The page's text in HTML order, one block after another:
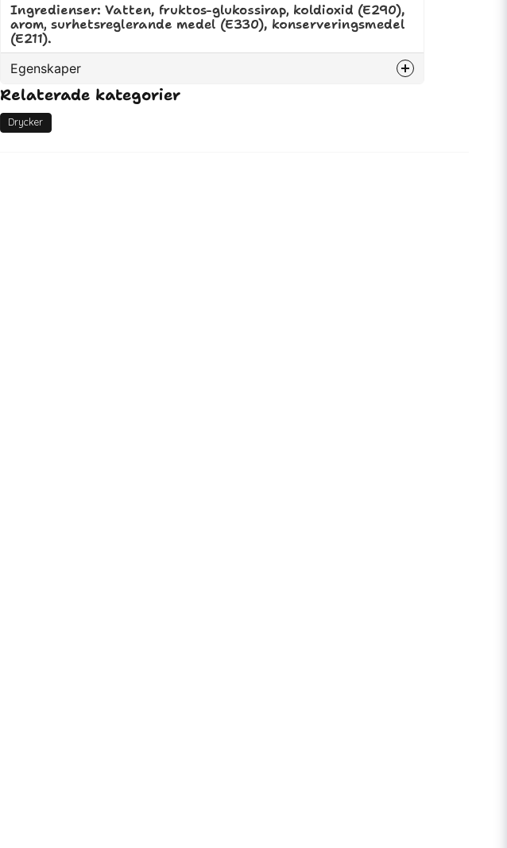
Ingredienser: Vatten, fruktos-glukossirap, koldioxid (E290),
arom, surhetsreglerande medel (E330), konserveringsmedel
(E211).
Egenskaper
Artikelnummer
EAN
Relaterade kategorier
Drycker